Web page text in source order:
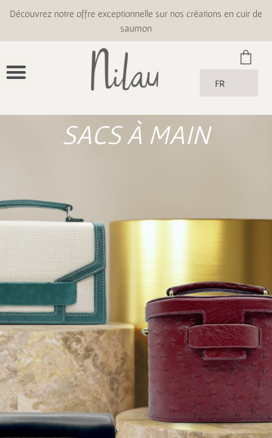
Découvrez notre offre exceptionnelle sur nos créations en cuir de
saumon
FR
SACS À MAIN